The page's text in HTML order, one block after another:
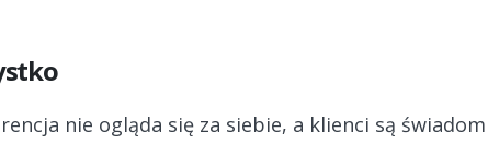
nie ogląda się za siebie, a klienci są